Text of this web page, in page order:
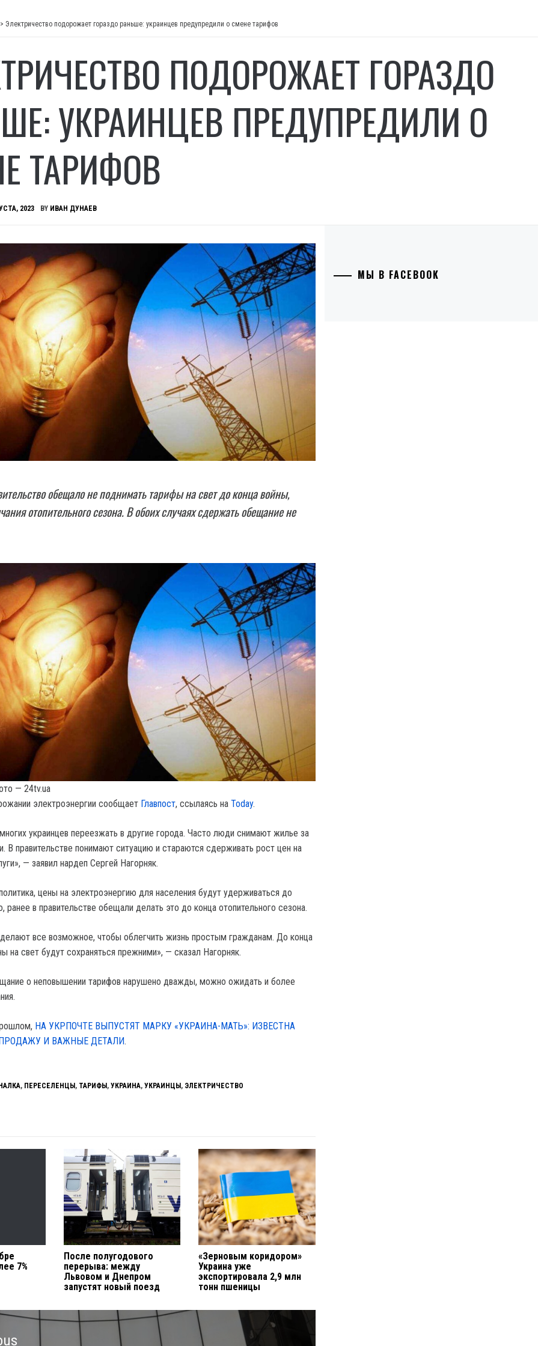
> Электричество подорожает гораздо раньше: украинцев предупредили о смене тарифов
ПОДОРОЖАЕТ ГОРАЗДО
УКРАИНЦЕВ ПРЕДУПРЕДИЛИ О
ТАРИФОВ
2023 BY ИВАН ДУНАЕВ
обещало не поднимать тарифы на свет до конца войны,
отопительного сезона. В обоих случаях сдержать обещание не
— 24tv.ua
электроэнергии сообщает Главпост, ссылаясь на Today.
украинцев переезжать в другие города. Часто люди снимают жилье за
В правительстве понимают ситуацию и стараются сдерживать рост цен на
— заявил нардеп Сергей Нагорняк.
цены на электроэнергию для населения будут удерживаться до
ранее в правительстве обещали делать это до конца отопительного сезона.
делают все возможное, чтобы облегчить жизнь простым гражданам. До конца
на свет будут сохраняться прежними», — сказал Нагорняк.
о неповышении тарифов нарушено дважды, можно ожидать и более
НА УКРПОЧТЕ ВЫПУСТЯТ МАРКУ «УКРАИНА-МАТЬ»: ИЗВЕСТНА
И ВАЖНЫЕ ДЕТАЛИ.
, ПЕРЕСЕЛЕНЦЫ, ТАРИФЫ, УКРАИНА, УКРАИНЦЫ, ЭЛЕКТРИЧЕСТВО
7%
После полугодового
перерыва: между
Львовом и Днепром
запустят новый поезд
«Зерновым коридором»
Украина уже
экспортировала 2,9 млн
тонн пшеницы
МЫ В FACEBOOK